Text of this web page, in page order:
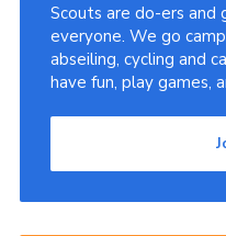
Scouts are do-ers
everyone. We go
abseiling, cycling and
have fun, play games,